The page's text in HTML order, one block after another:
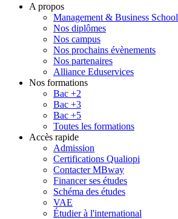
A propos
Management & Business School
Nos diplômes
Nos campus
Nos prochains évènements
Nos partenaires
Alliance Eduservices
Nos formations
Bac +2
Bac +3
Bac +5
Toutes les formations
Accès rapide
Admission
Certifications Qualiopi
Contacter MBway
Financer ses études
Schéma des études
VAE
Étudier à l'international